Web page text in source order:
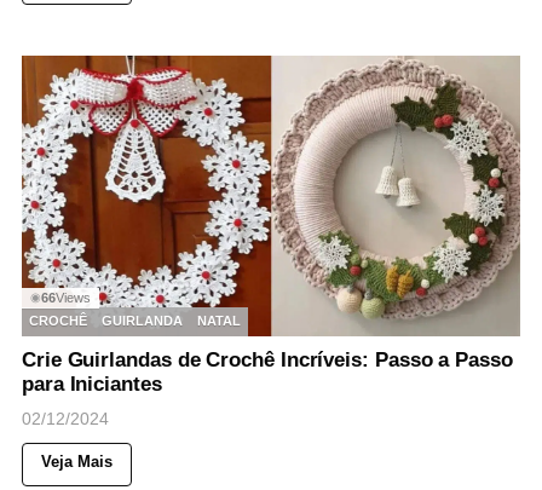
◉66Views
CROCHÊ
GUIRLANDA NATAL
Crie Guirlandas de Crochê Incríveis: Passo a Passo
para Iniciantes
02/12/2024
Veja Mais